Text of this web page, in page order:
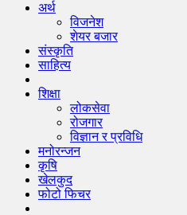
अर्थ
विजनेश
शेयर बजार
संस्कृति
साहित्य
शिक्षा
लोकसेवा
रोजगार
विज्ञान र प्रविधि
मनोरन्जन
कृषि
खेलकुद
फोटो फिचर